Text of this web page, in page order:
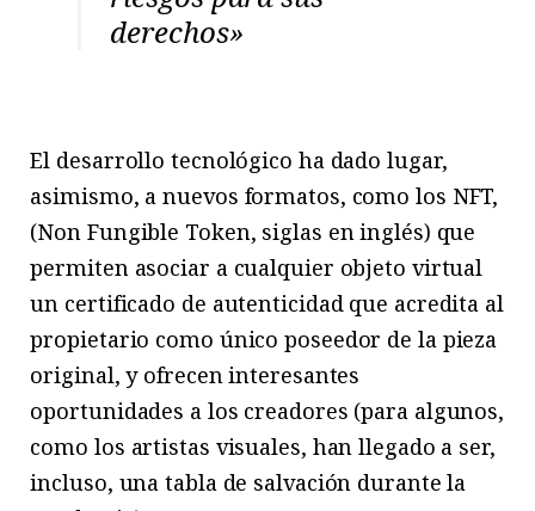
derechos»
El desarrollo tecnológico ha dado lugar,
asimismo, a nuevos formatos, como los NFT,
(Non Fungible Token, siglas en inglés) que
permiten asociar a cualquier objeto virtual
un certificado de autenticidad que acredita al
propietario como único poseedor de la pieza
original, y ofrecen interesantes
oportunidades a los creadores (para algunos,
como los artistas visuales, han llegado a ser,
incluso, una tabla de salvación durante la